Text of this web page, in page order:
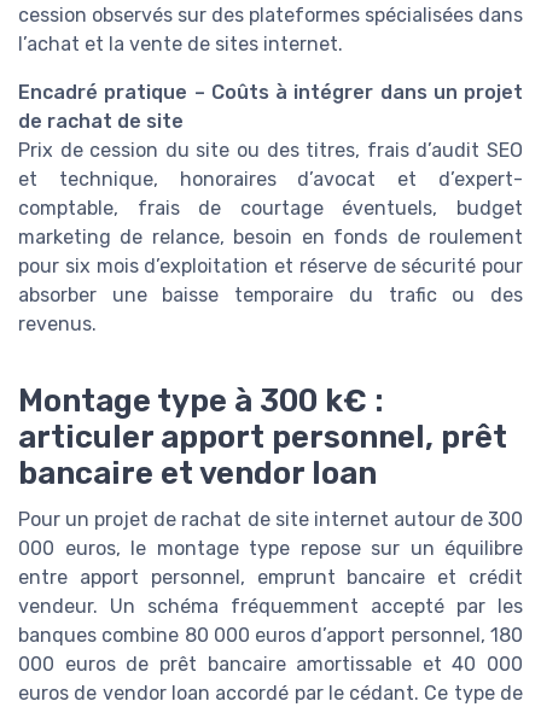
cession observés sur des plateformes spécialisées dans
l’achat et la vente de sites internet.
Encadré pratique – Coûts à intégrer dans un projet
de rachat de site
Prix de cession du site ou des titres, frais d’audit SEO
et technique, honoraires d’avocat et d’expert-
comptable, frais de courtage éventuels, budget
marketing de relance, besoin en fonds de roulement
pour six mois d’exploitation et réserve de sécurité pour
absorber une baisse temporaire du trafic ou des
revenus.
Montage type à 300 k€ :
articuler apport personnel, prêt
bancaire et vendor loan
Pour un projet de rachat de site internet autour de 300
000 euros, le montage type repose sur un équilibre
entre apport personnel, emprunt bancaire et crédit
vendeur. Un schéma fréquemment accepté par les
banques combine 80 000 euros d’apport personnel, 180
000 euros de prêt bancaire amortissable et 40 000
euros de vendor loan accordé par le cédant. Ce type de